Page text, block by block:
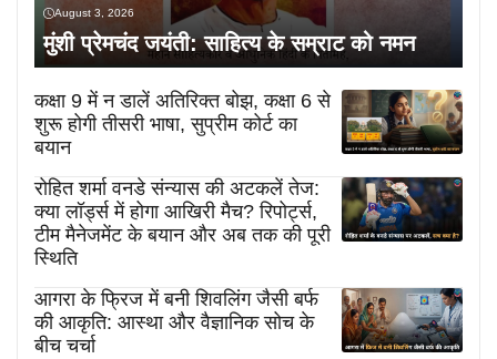
August 3, 2026
मुंशी प्रेमचंद जयंती: साहित्य के सम्राट को नमन
कक्षा 9 में न डालें अतिरिक्त बोझ, कक्षा 6 से
शुरू होगी तीसरी भाषा, सुप्रीम कोर्ट का
बयान
रोहित शर्मा वनडे संन्यास की अटकलें तेज:
क्या लॉर्ड्स में होगा आखिरी मैच? रिपोर्ट्स,
टीम मैनेजमेंट के बयान और अब तक की पूरी
स्थिति
आगरा के फ्रिज में बनी शिवलिंग जैसी बर्फ
की आकृति: आस्था और वैज्ञानिक सोच के
बीच चर्चा